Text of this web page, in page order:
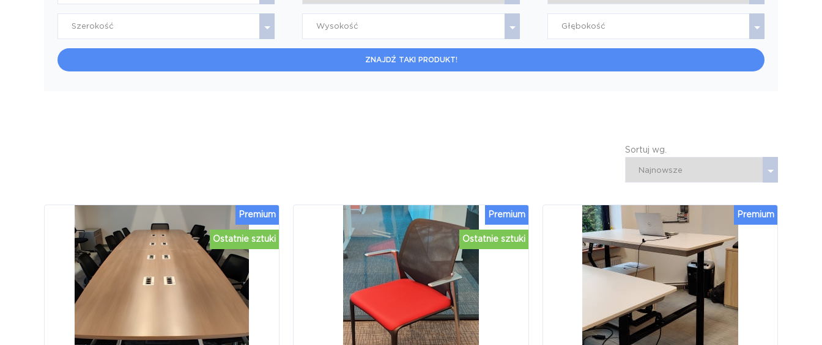
Szerokość Wysokość Głębokość
ZNAJDŹ TAKI PRODUKT!
Sortuj wg.
Ostatnie sztuki
Premium
Ostatnie sztuki
Premium Premium